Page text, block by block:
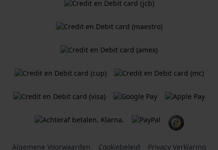
Algemene Voorwaarden Cookiebeleid Privacy Verklaring